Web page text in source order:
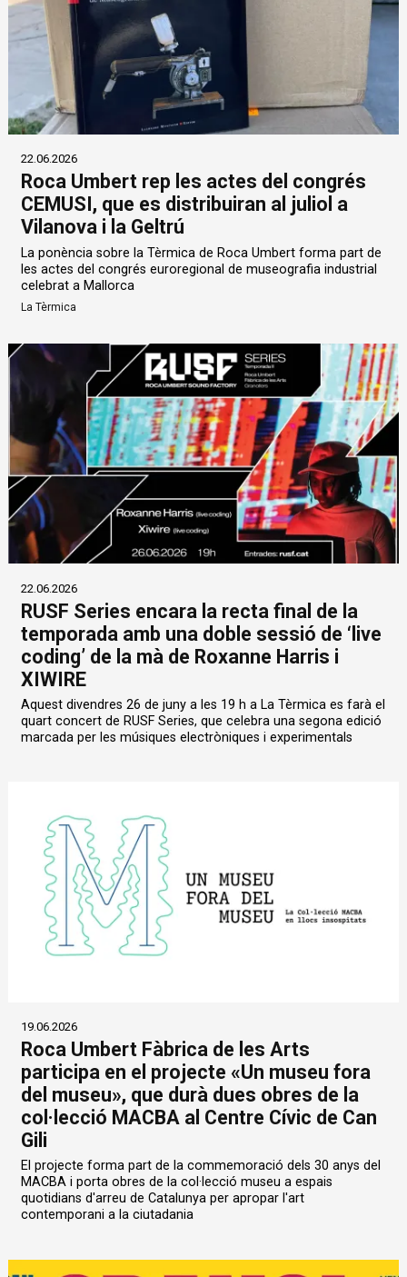
22.06.2026
Roca Umbert rep les actes del congrés
CEMUSI, que es distribuiran al juliol a
Vilanova i la Geltrú
La ponència sobre la Tèrmica de Roca Umbert forma part de
les actes del congrés euroregional de museografia industrial
celebrat a Mallorca
La Tèrmica
22.06.2026
RUSF Series encara la recta final de la
temporada amb una doble sessió de ‘live
coding’ de la mà de Roxanne Harris i
XIWIRE
Aquest divendres 26 de juny a les 19 h a La Tèrmica es farà el
quart concert de RUSF Series, que celebra una segona edició
marcada per les músiques electròniques i experimentals
19.06.2026
Roca Umbert Fàbrica de les Arts
participa en el projecte «Un museu fora
del museu», que durà dues obres de la
col·lecció MACBA al Centre Cívic de Can
Gili
El projecte forma part de la commemoració dels 30 anys del
MACBA i porta obres de la col·lecció museu a espais
quotidians d'arreu de Catalunya per apropar l'art
contemporani a la ciutadania